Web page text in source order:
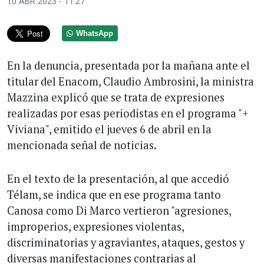
WhatsApp
En la denuncia, presentada por la mañana ante el
titular del Enacom, Claudio Ambrosini, la ministra
Mazzina explicó que se trata de expresiones
realizadas por esas periodistas en el programa "+
Viviana", emitido el jueves 6 de abril en la
mencionada señal de noticias.
En el texto de la presentación, al que accedió
Télam, se indica que en ese programa tanto
Canosa como Di Marco vertieron "agresiones,
improperios, expresiones violentas,
discriminatorias y agraviantes, ataques, gestos y
diversas manifestaciones contrarias al